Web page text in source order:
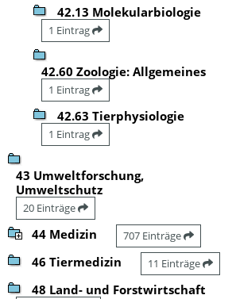
42.13 Molekularbiologie
1 Eintrag
42.60 Zoologie: Allgemeines
1 Eintrag
42.63 Tierphysiologie
1 Eintrag
43 Umweltforschung,
Umweltschutz
20 Einträge
44 Medizin 707 Einträge
46 Tiermedizin 11 Einträge
48 Land- und Forstwirtschaft